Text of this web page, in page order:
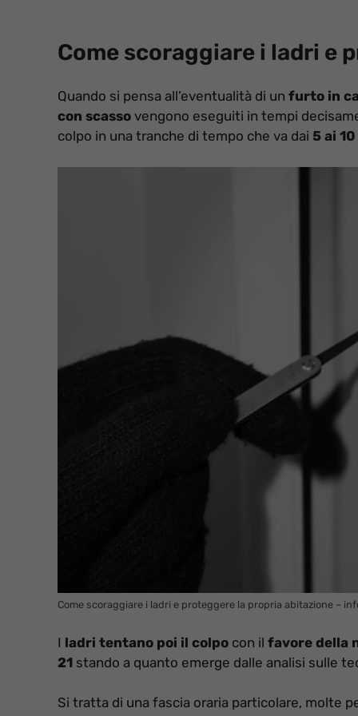
Come scoraggiare i ladri e
Quando si pensa all’eventualità di un furto in
con scasso vengono eseguiti in tempi
colpo in una tranche di tempo che va dai 5 ai
Come scoraggiare i ladri e proteggere la propria abitazione –
I ladri tentano poi il colpo con il favore della
21 stando a quanto emerge dalle analisi sulle
Si tratta di una fascia oraria particolare, molte